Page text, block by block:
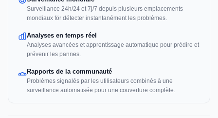
Surveillance 24h/24 et 7j/7 depuis plusieurs emplacements
mondiaux för détecter instantanément les problèmes.
Analyses en temps réel
Analyses avancées et apprentissage automatique pour prédire et
prévenir les pannes.
Rapports de la communauté
Problèmes signalés par les utilisateurs combinés à une
surveillance automatisée pour une couverture complète.